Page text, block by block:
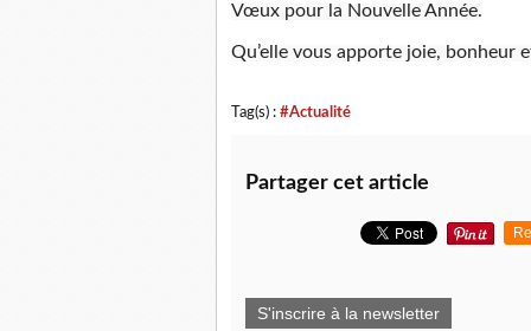
Vœux pour la Nouvelle Année.
Qu’elle vous apporte joie, bonheur
Tag(s) : #Actualité
Partager cet article
S'inscrire à la newsletter